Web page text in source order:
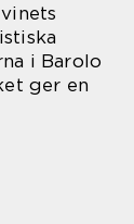
i Barolo
ger en